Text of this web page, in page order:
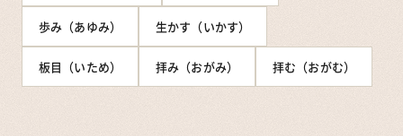
歩み（あゆみ） 生かす（いかす）
板目（いため） 拝み（おがみ） 拝む（おがむ）